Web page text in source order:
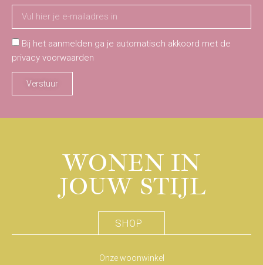
Bij het aanmelden ga je automatisch akkoord met de
privacy voorwaarden
Verstuur
WONEN IN
JOUW STIJL
SHOP
Onze woonwinkel